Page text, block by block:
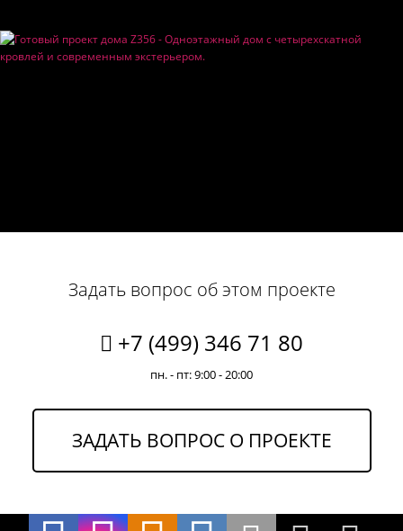
Задать вопрос об этом проекте
+7 (499) 346 71 80
пн. - пт: 9:00 - 20:00
ЗАДАТЬ ВОПРОС О ПРОЕКТЕ